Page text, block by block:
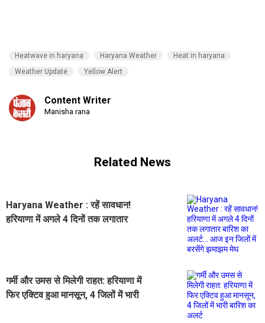
Heatwave in haryana Haryana Weather
Heat in haryana
Weather Update
Yellow Alert
Content Writer
Manisha rana
Related News
Haryana Weather : रहें सावधान!
हरियाणा में अगले 4 दिनों तक लगातार
गर्मी और उमस से मिलेगी राहत: हरियाणा में
फिर एक्टिव हुआ मानसून, 4 जिलों में भारी